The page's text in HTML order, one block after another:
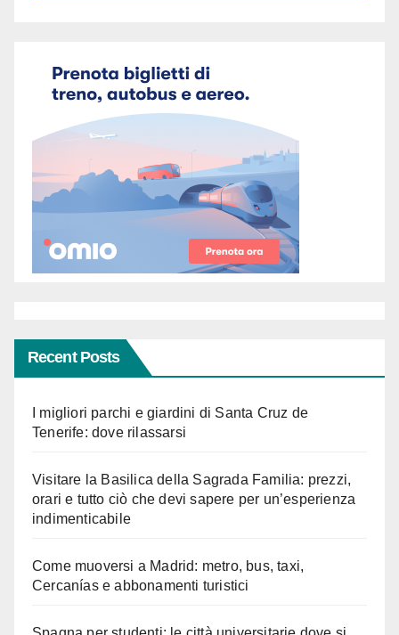
Recent Posts
I migliori parchi e giardini di Santa Cruz de
Tenerife: dove rilassarsi
Visitare la Basilica della Sagrada Familia: prezzi,
orari e tutto ciò che devi sapere per un’esperienza
indimenticabile
Come muoversi a Madrid: metro, bus, taxi,
Cercanías e abbonamenti turistici